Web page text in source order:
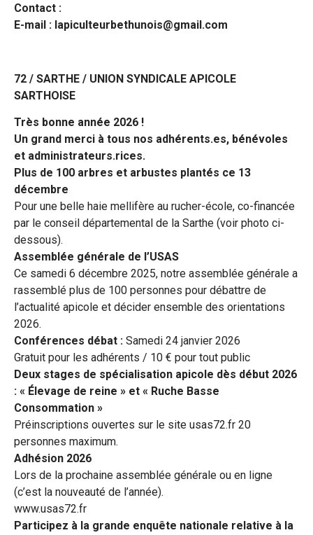
Contact :
E-mail : lapiculteurbethunois@gmail.com
72 / SARTHE / UNION SYNDICALE APICOLE
SARTHOISE
Très bonne année 2026 !
Un grand merci à tous nos adhérents.es, bénévoles
et administrateurs.rices.
Plus de 100 arbres et arbustes plantés ce 13
décembre
Pour une belle haie mellifère au rucher-école, co-financée
par le conseil départemental de la Sarthe (voir photo ci-
dessous).
Assemblée générale de l’USAS
Ce samedi 6 décembre 2025, notre assemblée générale a
rassemblé plus de 100 personnes pour débattre de
l’actualité apicole et décider ensemble des orientations
2026.
Conférences débat : Samedi 24 janvier 2026
Gratuit pour les adhérents / 10 € pour tout public
Deux stages de spécialisation apicole dès début 2026
: « Élevage de reine » et « Ruche Basse
Consommation »
Préinscriptions ouvertes sur le site usas72.fr 20
personnes maximum.
Adhésion 2026
Lors de la prochaine assemblée générale ou en ligne
(c’est la nouveauté de l’année).
www.usas72.fr
Participez à la grande enquête nationale relative à la